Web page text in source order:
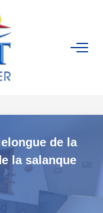
de la
la salanque